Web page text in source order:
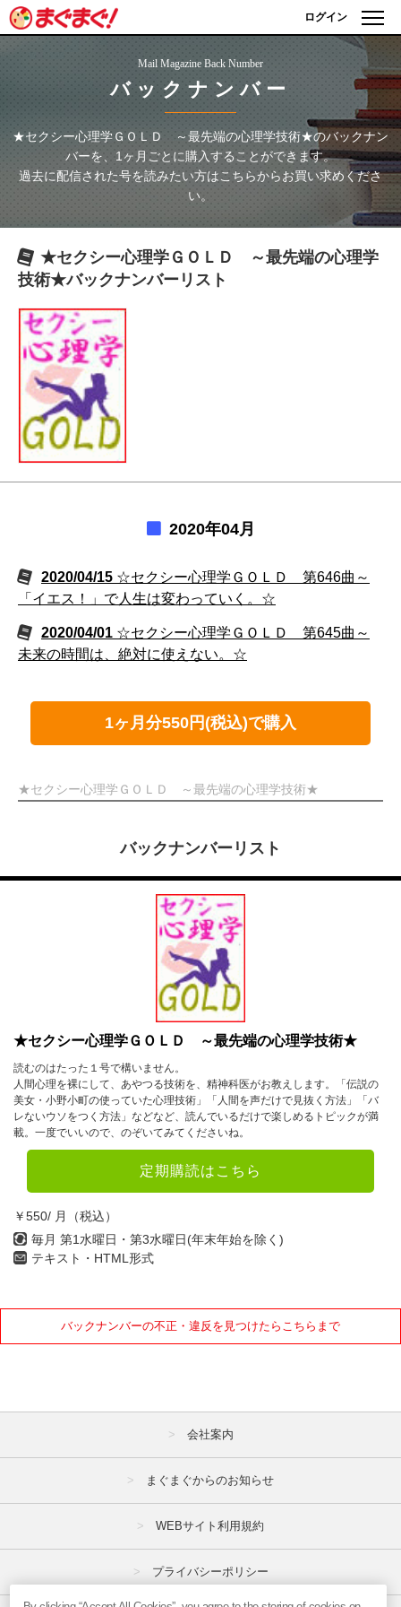
ログイン
Mail Magazine Back Number
バックナンバー
★セクシー心理学ＧＯＬＤ ～最先端の心理学技術★のバックナン
バーを、1ヶ月ごとに購入することができます。
過去に配信された号を読みたい方はこちらからお買い求めくださ
い。
★セクシー心理学ＧＯＬＤ ～最先端の心理学
技術★バックナンバーリスト
2020年04月
2020/04/15 ☆セクシー心理学ＧＯＬＤ 第646曲～
「イエス！」で人生は変わっていく。☆
2020/04/01 ☆セクシー心理学ＧＯＬＤ 第645曲～
未来の時間は、絶対に使えない。☆
1ヶ月分550円(税込)で購入
★セクシー心理学ＧＯＬＤ ～最先端の心理学技術★
バックナンバーリスト
★セクシー心理学ＧＯＬＤ ～最先端の心理学技術★
読むのはたった１号で構いません。
人間心理を裸にして、あやつる技術を、精神科医がお教えします。「伝説の
美女・小野小町の使っていた心理技術」「人間を声だけで見抜く方法」「バ
レないウソをつく方法」などなど、読んでいるだけで楽しめるトピックが満
載。一度でいいので、のぞいてみてくださいね。
定期購読はこちら
￥550/ 月（税込）
毎月 第1水曜日・第3水曜日(年末年始を除く)
テキスト・HTML形式
バックナンバーの不正・違反を見つけたらこちらまで
会社案内
まぐまぐからのお知らせ
WEBサイト利用規約
プライバシーポリシー